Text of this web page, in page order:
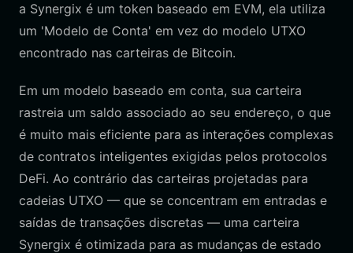
a Synergix é um token baseado em EVM, ela utiliza
um 'Modelo de Conta' em vez do modelo UTXO
encontrado nas carteiras de Bitcoin.
Em um modelo baseado em conta, sua carteira
rastreia um saldo associado ao seu endereço, o que
é muito mais eficiente para as interações complexas
de contratos inteligentes exigidas pelos protocolos
DeFi. Ao contrário das carteiras projetadas para
cadeias UTXO — que se concentram em entradas e
saídas de transações discretas — uma carteira
Synergix é otimizada para as mudanças de estado